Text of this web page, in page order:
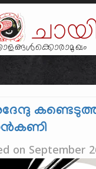
on September